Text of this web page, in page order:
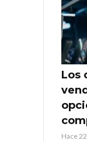
Los
Hace